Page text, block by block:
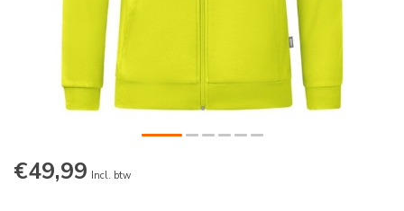
€49,99 Incl. btw